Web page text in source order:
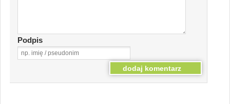
Podpis